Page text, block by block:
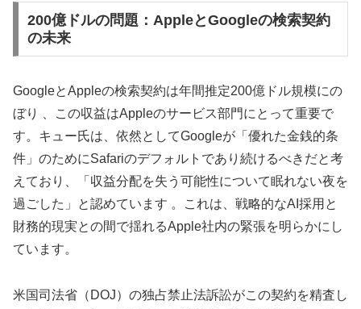
200億ドルの問題：AppleとGoogleの検索契約
の未来
GoogleとAppleの検索契約は年間推定200億ドル規模にの
ぼり 、この収益はAppleのサービス部門にとって重要で
す。キュー氏は、依然としてGoogleが「優れた金銭的条
件」のためにSafariのデフォルトであり続けるべきだと考
えており、「収益分配を失う可能性について眠れない夜を
過ごした」と認めています 。これは、戦略的なAI採用と
財務的現実との間で揺れるApple社内の緊張を明らかにし
ています。
米国司法省（DOJ）の独占禁止法訴訟がこの契約を精査し